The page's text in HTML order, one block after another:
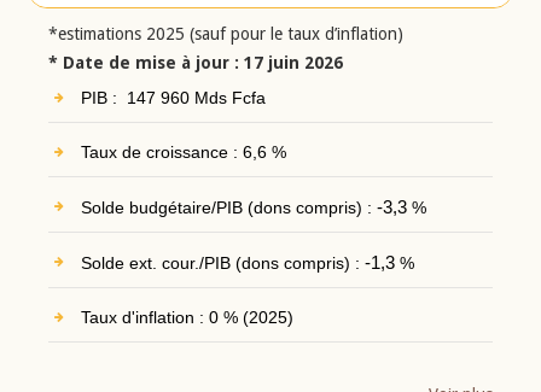
*estimations 2025 (sauf pour le taux d’inflation)
* Date de mise à jour : 17 juin 2026
PIB : 147 960 Mds Fcfa
Taux de croissance : 6,6 %
Solde budgétaire/PIB (dons compris) : -3,3%
Solde ext. cour./PIB (dons compris) : -1,3%
Taux d'inflation : 0 % (2025)